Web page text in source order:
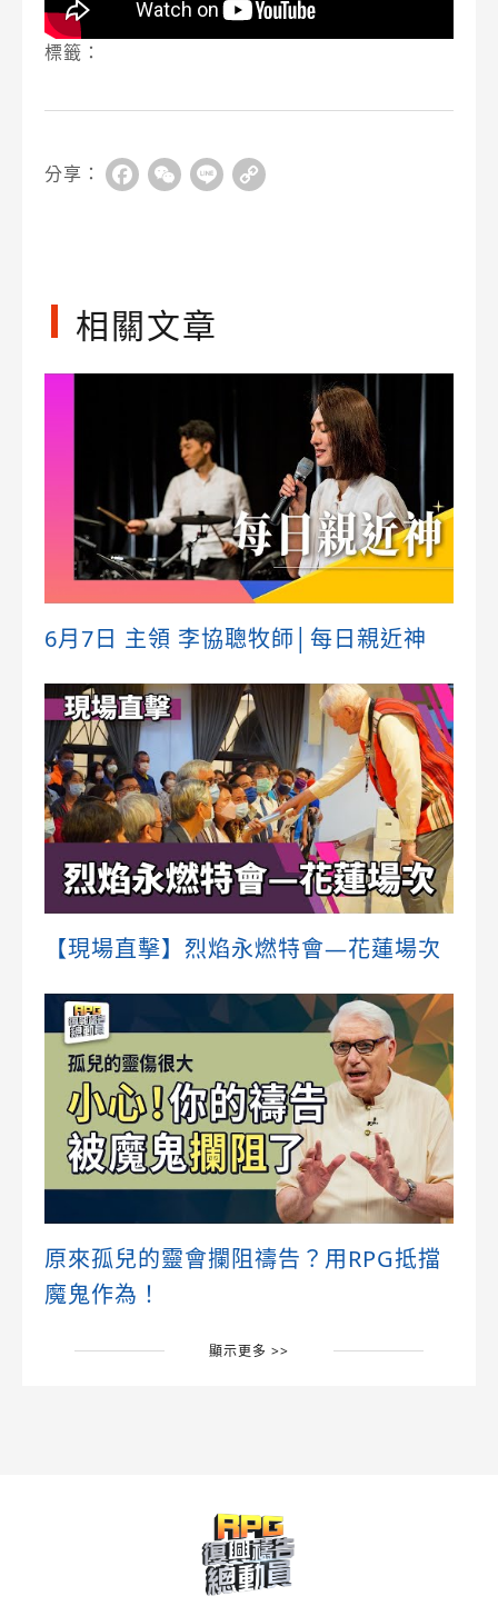
標籤：
分享： FacebookWeChat
Line
相關文章
6月7日 主領 李協聰牧師│每日親近神
【現場直擊】烈焰永燃特會—花蓮場次
原來孤兒的靈會攔阻禱告？用RPG抵擋
魔鬼作為！
顯示更多 >>